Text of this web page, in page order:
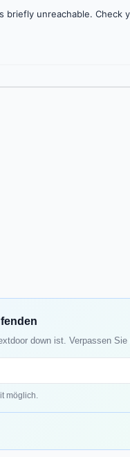
unreachable. Check
down ist. Verpassen Sie
möglich.